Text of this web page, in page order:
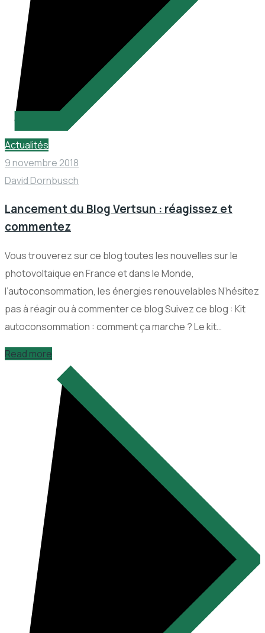
Actualités
9 novembre 2018
David Dornbusch
Lancement du Blog Vertsun : réagissez et
commentez
Vous trouverez sur ce blog toutes les nouvelles sur le
photovoltaique en France et dans le Monde,
l’autoconsommation, les énergies renouvelables N’hésitez
pas à réagir ou à commenter ce blog Suivez ce blog : Kit
autoconsommation : comment ça marche ? Le kit…
Read more